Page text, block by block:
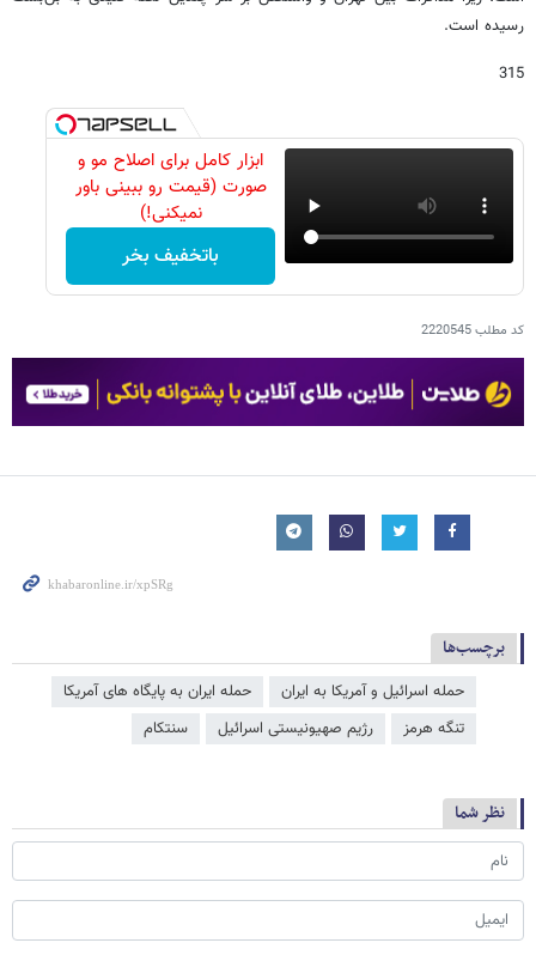
رسیده است.
315
ابزار کامل برای اصلاح مو و
صورت (قیمت رو ببینی باور
نمیکنی!)
باتخفیف بخر
کد مطلب2220545
برچسب‌ها
حمله اسرائیل و آمریکا به ایران
حمله ایران به پایگاه های آمریکا
تنگه هرمز
رژیم صهیونیستی اسرائیل سنتکام
نظر شما